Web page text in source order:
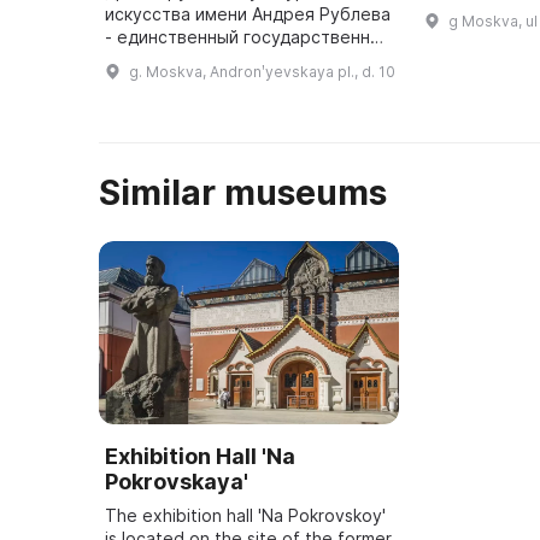
искусства имени Андрея Рублева
- единственный государственный
специализированный музей
русского церковного искусства
g. Moskva, Andronʹyevskaya pl., d. 10
навыки и
опыт. В 1988 году на территории
g Moskva,
Similar museums
Exhibition Hall 'Na
Pokrovskaya'
The exhibition hall 'Na Pokrovskoy'